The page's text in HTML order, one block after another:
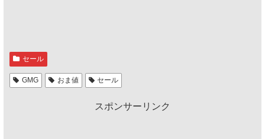
セール
GMG おま値 セール
スポンサーリンク